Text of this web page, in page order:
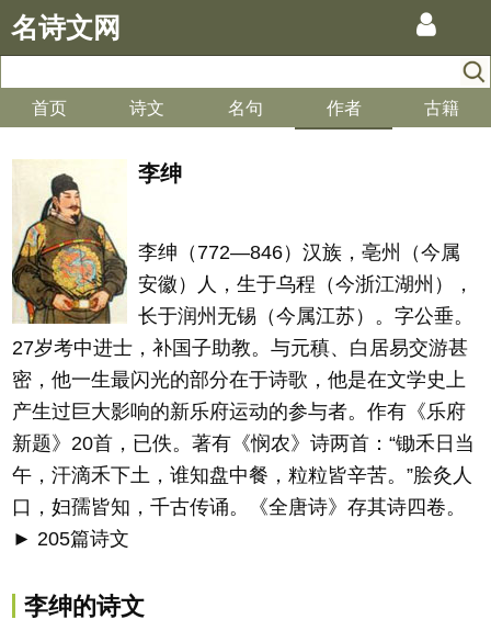
名诗文网
首页 诗文 名句 作者 古籍
李绅
李绅（772—846）汉族，亳州（今属
安徽）人，生于乌程（今浙江湖州），
长于润州无锡（今属江苏）。字公垂。
27岁考中进士，补国子助教。与元稹、白居易交游甚
密，他一生最闪光的部分在于诗歌，他是在文学史上
产生过巨大影响的新乐府运动的参与者。作有《乐府
新题》20首，已佚。著有《悯农》诗两首：“锄禾日当
午，汗滴禾下土，谁知盘中餐，粒粒皆辛苦。”脍灸人
口，妇孺皆知，千古传诵。《全唐诗》存其诗四卷。
► 205篇诗文
李绅的诗文